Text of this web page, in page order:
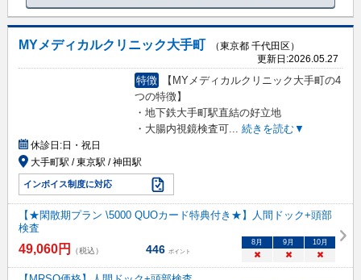
MYメディカルクリニック大手町
（東京都 千代田区）
更新日:2026.05.27
特徴
【MYメディカルクリニック大手町の4
つの特徴】
・地下鉄大手町駅直結の好立地
・大腸内視鏡検査可... 続きを読む▼
休診日:日・祝日
大手町駅 / 東京駅 / 神田駅
インボイス制度に対応
【★閑散期プラン \5000 QUOカード特典付き★】人間ドック+頭部
検査
49,060円 （税込） 446 ポイント
8 月 9 月 10月
× × ×